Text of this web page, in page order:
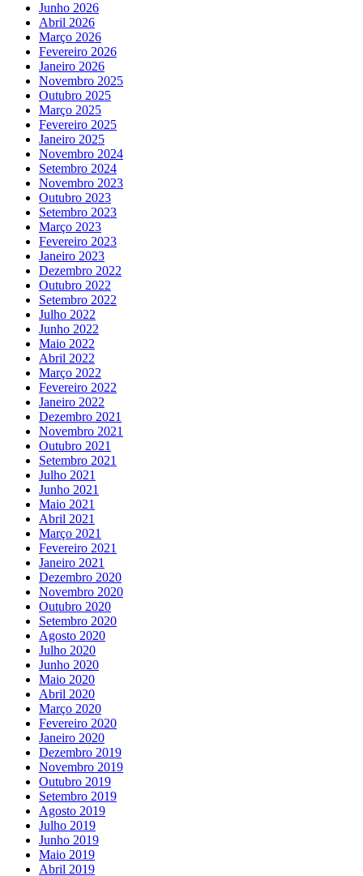
Junho 2026
Abril 2026
Março 2026
Fevereiro 2026
Janeiro 2026
Novembro 2025
Outubro 2025
Março 2025
Fevereiro 2025
Janeiro 2025
Novembro 2024
Setembro 2024
Novembro 2023
Outubro 2023
Setembro 2023
Março 2023
Fevereiro 2023
Janeiro 2023
Dezembro 2022
Outubro 2022
Setembro 2022
Julho 2022
Junho 2022
Maio 2022
Abril 2022
Março 2022
Fevereiro 2022
Janeiro 2022
Dezembro 2021
Novembro 2021
Outubro 2021
Setembro 2021
Julho 2021
Junho 2021
Maio 2021
Abril 2021
Março 2021
Fevereiro 2021
Janeiro 2021
Dezembro 2020
Novembro 2020
Outubro 2020
Setembro 2020
Agosto 2020
Julho 2020
Junho 2020
Maio 2020
Abril 2020
Março 2020
Fevereiro 2020
Janeiro 2020
Dezembro 2019
Novembro 2019
Outubro 2019
Setembro 2019
Agosto 2019
Julho 2019
Junho 2019
Maio 2019
Abril 2019